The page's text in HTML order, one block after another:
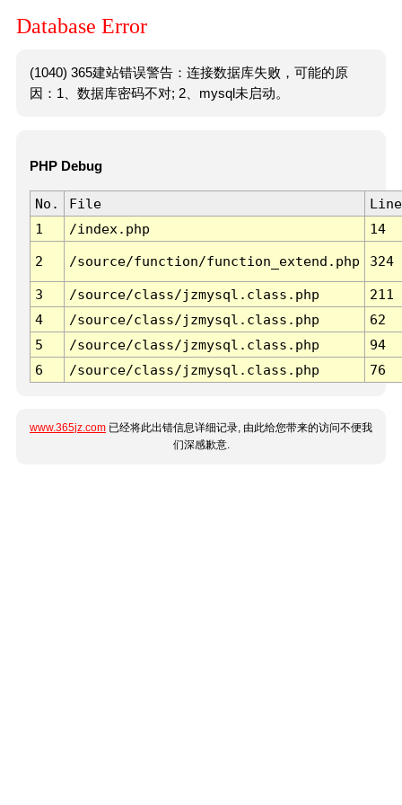
Database Error
(1040) 365建站错误警告：连接数据库失败，可能的原
因：1、数据库密码不对; 2、mysql未启动。
PHP Debug
No. File
Line
1
/index.php 14
2 /source/function/function_extend.php 324
3 /source/class/jzmysql.class.php
211
4
/source/class/jzmysql.class.php
62
5
/source/class/jzmysql.class.php
94
6
/source/class/jzmysql.class.php 76
www.365jz.com 已经将此出错信息详细记录, 由此给您带来的访问不便我
们深感歉意.